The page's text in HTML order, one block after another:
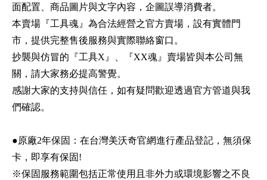
面配置、商品圖片與文字內容，企圖誤導消費者。
本賣場『工具魂』為合法經營之官方賣場，設有實體門
市，提供完整售後服務與實際聯絡窗口。
抄襲與仿冒的『工具X』、『XX魂』賣場皆與本公司無
關，請大家務必提高警覺。
感謝大家的支持與信任，如有疑問歡迎透過官方管道與我
們確認。
●原廠2年保固：在台灣美沃奇官網進行產品登記，無須保
卡，即享有保固!
※保固服務範圍包括正常使用且非外力或環境影響之不良